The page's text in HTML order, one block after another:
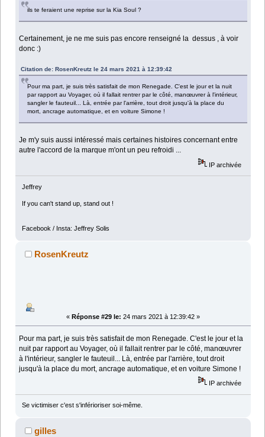
ils te feraient une reprise sur la Kia Soul ?
Certainement, je ne me suis pas encore renseigné la dessus , à voir
donc :)
Citation de: RosenKreutz le 24 mars 2021 à 12:39:42
Pour ma part, je suis très satisfait de mon Renegade. C'est le jour et la nuit
par rapport au Voyager, où il fallait rentrer par le côté, manœuvrer à l'intérieur,
sangler le fauteuil... Là, entrée par l'arrière, tout droit jusqu'à la place du
mort, ancrage automatique, et en voiture Simone !
Je m'y suis aussi intéressé mais certaines histoires concernant entre
autre l'accord de la marque m'ont un peu refroidi ...
IP archivée
Jeffrey
If you can't stand up, stand out !
Facebook / Insta: Jeffrey Solis
RosenKreutz
« Réponse #29 le: 24 mars 2021 à 12:39:42 »
Pour ma part, je suis très satisfait de mon Renegade. C'est le jour et la
nuit par rapport au Voyager, où il fallait rentrer par le côté, manœuvrer
à l'intérieur, sangler le fauteuil... Là, entrée par l'arrière, tout droit
jusqu'à la place du mort, ancrage automatique, et en voiture Simone !
IP archivée
Se victimiser c'est s'inférioriser soi-même.
gilles